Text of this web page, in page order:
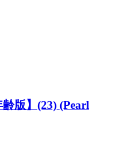
版】(23) (Pearl